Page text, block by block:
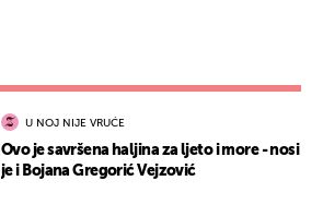
U NOJ NIJE VRUĆE
Ovo je savršena haljina za ljeto i more - nosi
je i Bojana Gregorić Vejzović